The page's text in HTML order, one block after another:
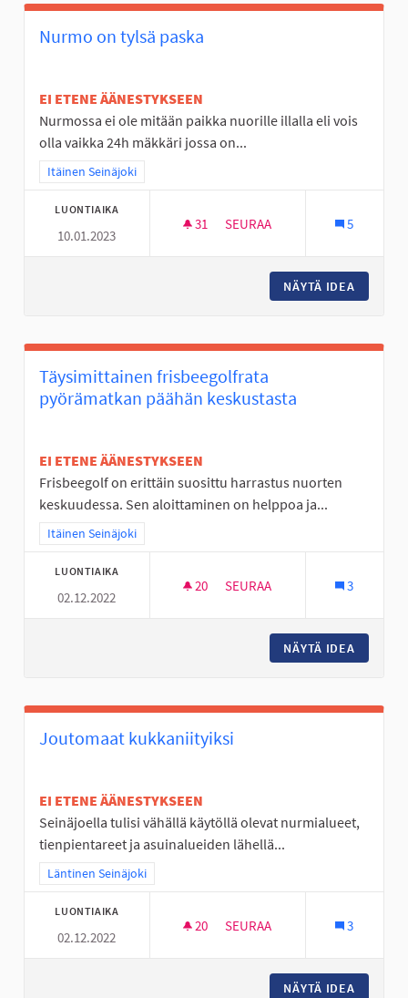
Nurmo on tylsä paska
EI ETENE ÄÄNESTYKSEEN
Nurmossa ei ole mitään paikka nuorille illalla eli vois
olla vaikka 24h mäkkäri jossa on...
Rajaa tulokset teeman mukaan: Itäinen Seinäjoki
Itäinen Seinäjoki
LUONTIAIKA
10.01.2023
31 31 SEURAAJAA
SEURAA 5
NÄYTÄ IDEA
Täysimittainen frisbeegolfrata
pyörämatkan päähän keskustasta
EI ETENE ÄÄNESTYKSEEN
Frisbeegolf on erittäin suosittu harrastus nuorten
keskuudessa. Sen aloittaminen on helppoa ja...
Rajaa tulokset teeman mukaan: Itäinen Seinäjoki
Itäinen Seinäjoki
LUONTIAIKA
02.12.2022
20 20 SEURAAJAA
SEURAA 3
NÄYTÄ IDEA
Joutomaat kukkaniityiksi
EI ETENE ÄÄNESTYKSEEN
Seinäjoella tulisi vähällä käytöllä olevat nurmialueet,
tienpientareet ja asuinalueiden lähellä...
Rajaa tulokset teeman mukaan: Läntinen Seinäjoki
Läntinen Seinäjoki
LUONTIAIKA
02.12.2022
20 20 SEURAAJAA
SEURAA 3
NÄYTÄ IDEA